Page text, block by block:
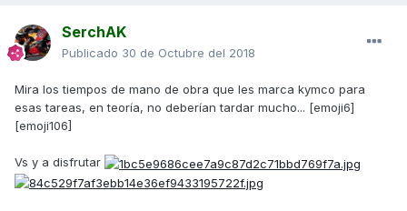
SerchAK
Publicado 30 de Octubre del 2018
Mira los tiempos de mano de obra que les marca kymco para
esas tareas, en teoría, no deberían tardar mucho... [emoji6]
[emoji106]
Vs y a disfrutar